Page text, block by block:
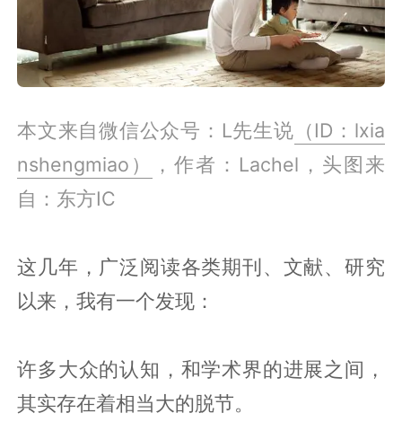
本文来自微信公众号：L先生说 （ID：lxia
nshengmiao）
，作者：Lachel，头图来
自：东方IC
这几年，广泛阅读各类期刊、文献、研究
以来，我有一个发现：
许多大众的认知，和学术界的进展之间，
其实存在着相当大的脱节。